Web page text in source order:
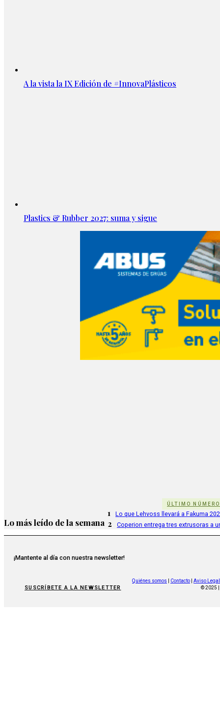
A la vista la IX Edición de #InnovaPlásticos
Plastics & Rubber 2027: suma y sigue
ÚLTIMO NÚMERO
Lo más leído de la semana
1 Lo que Lehvoss llevará a Fakuma
2 Coperion entrega tres extrusoras a
¡Mantente al día con nuestra newsletter!
SUSCRÍBETE A LA NEWSLETTER
Quiénes somos Contacto
Aviso Legal
© 2025